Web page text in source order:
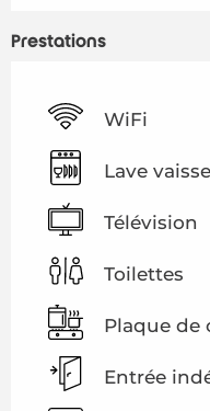
Prestations
WiFi
Lave
Télévision
Toilettes
Plaque de
Entrée